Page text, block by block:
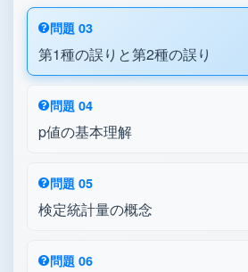
問題 03
第1種の誤りと第2種の誤り
問題 04
p値の基本理解
問題 05
検定統計量の概念
問題 06